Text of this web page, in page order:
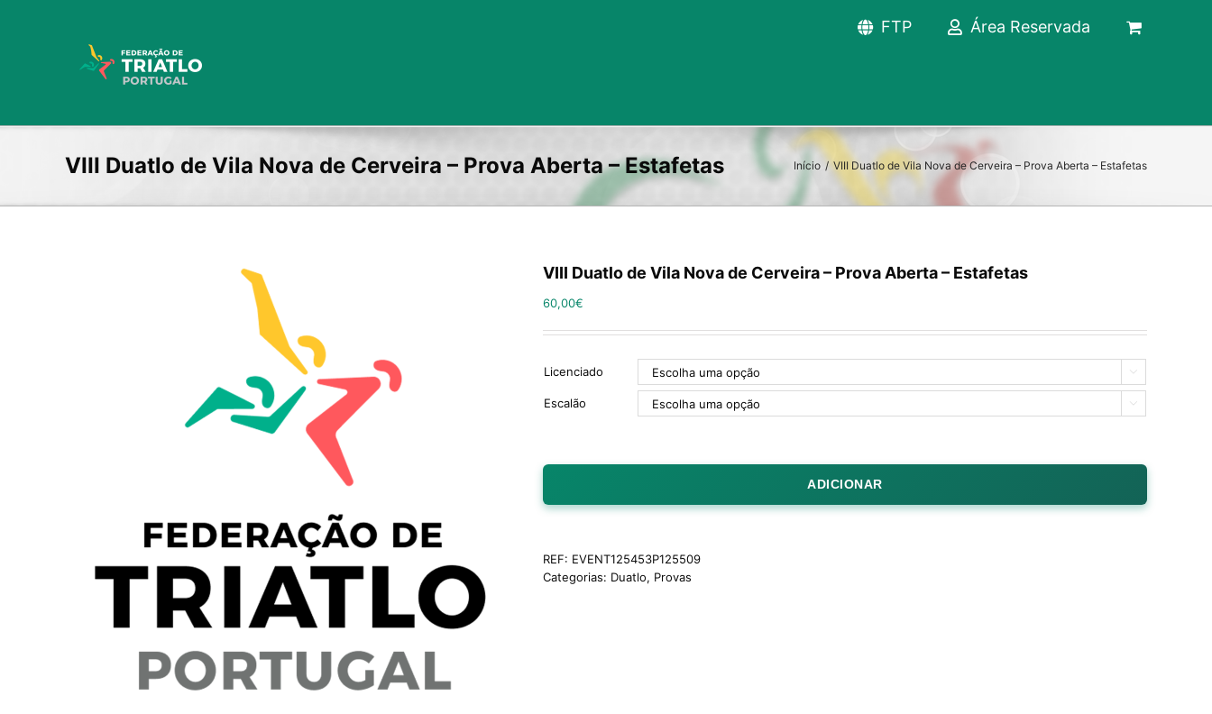
FTP Área Reservada
VIII Duatlo de Vila Nova de Cerveira – Prova Aberta – Estafetas Início / VIII Duatlo de Vila Nova de Cerveira – Prova Aberta – Estafetas
VIII Duatlo de Vila Nova de Cerveira – Prova Aberta – Estafetas
60,00€
Licenciado 
Escalão 
ADICIONAR
REF: EVENT125453P125509
Categorias: Duatlo, Provas